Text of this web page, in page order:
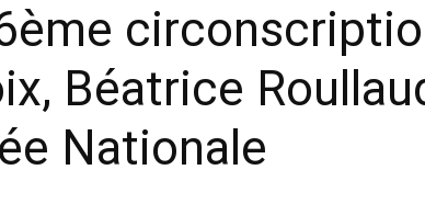
Béatrice
Nationale